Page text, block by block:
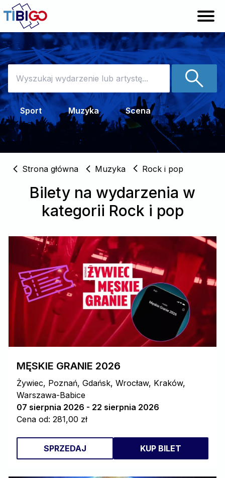
Sport Muzyka Scena
Sprzedaj bilety
Pomoc
Zaloguj
Strona główna Muzyka Rock i pop
Bilety na wydarzenia w
kategorii Rock i pop
MĘSKIE GRANIE 2026
Żywiec, Poznań, Gdańsk, Wrocław, Kraków,
Warszawa-Babice
07 sierpnia 2026 - 22 sierpnia 2026
Cena od: 281,00 zł
SPRZEDAJ KUP BILET